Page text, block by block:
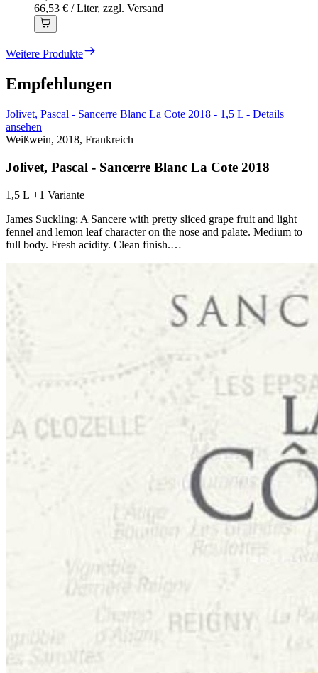
66,53 € / Liter, zzgl. Versand
Weitere Produkte
Empfehlungen
Jolivet, Pascal - Sancerre Blanc La Cote 2018 - 1,5 L - Details
ansehen
Weißwein, 2018, Frankreich
Jolivet, Pascal - Sancerre Blanc La Cote 2018
1,5 L +1 Variante
James Suckling: A Sancere with pretty sliced grape fruit and light
fennel and lemon leaf character on the nose and palate. Medium to
full body. Fresh acidity. Clean finish.…